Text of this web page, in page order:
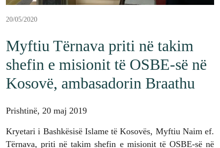
20/05/2020
Myftiu Tërnava priti në takim
shefin e misionit të OSBE-së në
Kosovë, ambasadorin Braathu
Prishtinë, 20 maj 2019
Kryetari i Bashkësisë Islame të Kosovës, Myftiu Naim ef.
Tërnava, priti në takim shefin e misionit të OSBE-së në